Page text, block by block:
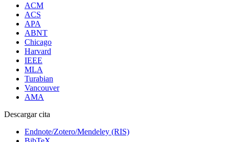
ACM
ACS
APA
ABNT
Chicago
Harvard
IEEE
MLA
Turabian
Vancouver
AMA
Descargar cita
Endnote/Zotero/Mendeley (RIS)